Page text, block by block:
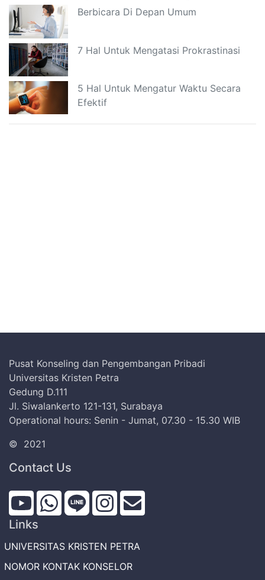
Berbicara Di Depan Umum
7 Hal Untuk Mengatasi Prokrastinasi
5 Hal Untuk Mengatur Waktu Secara
Efektif
Pusat Konseling dan Pengembangan Pribadi
Universitas Kristen Petra
Gedung D.111
Jl. Siwalankerto 121-131, Surabaya
Operational hours: Senin - Jumat, 07.30 - 15.30 WIB
© 2021
Contact Us
Links
UNIVERSITAS KRISTEN PETRA
NOMOR KONTAK KONSELOR